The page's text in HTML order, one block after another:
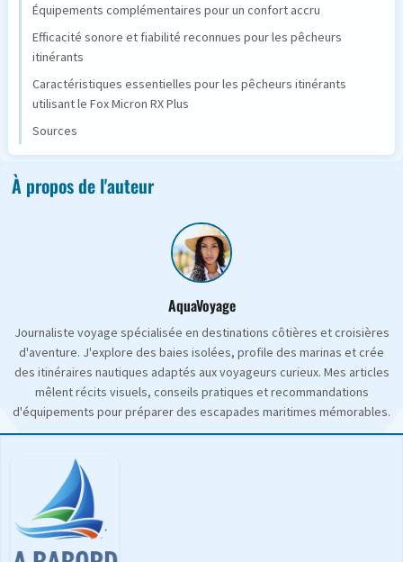
Équipements complémentaires pour un confort accru
Efficacité sonore et fiabilité reconnues pour les pêcheurs
itinérants
Caractéristiques essentielles pour les pêcheurs itinérants
utilisant le Fox Micron RX Plus
Sources
À propos de l'auteur
AquaVoyage
Journaliste voyage spécialisée en destinations côtières et croisières
d'aventure. J'explore des baies isolées, profile des marinas et crée
des itinéraires nautiques adaptés aux voyageurs curieux. Mes articles
mêlent récits visuels, conseils pratiques et recommandations
d'équipements pour préparer des escapades maritimes mémorables.